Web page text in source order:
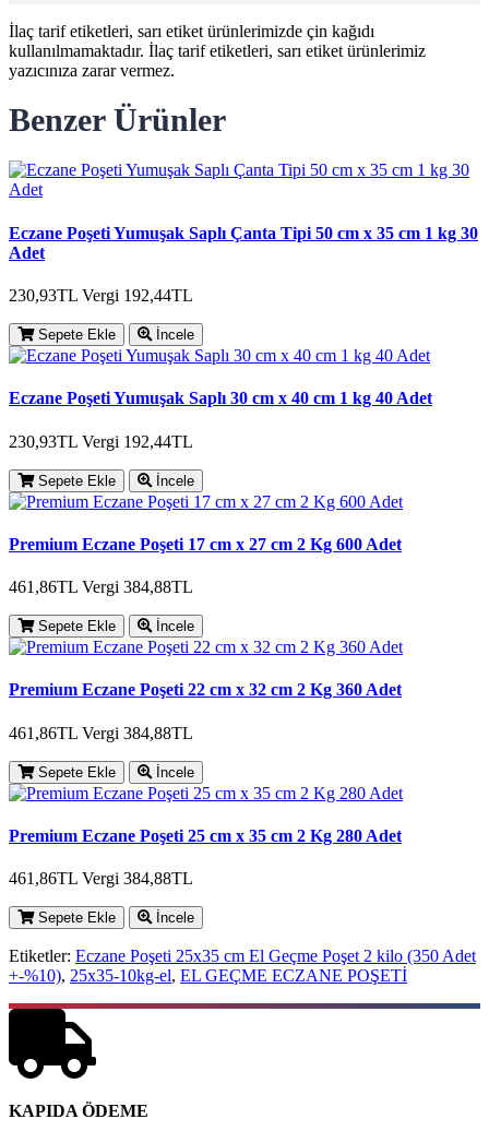
İlaç tarif etiketleri, sarı etiket ürünlerimizde çin kağıdı
kullanılmamaktadır. İlaç tarif etiketleri, sarı etiket ürünlerimiz
yazıcınıza zarar vermez.
Benzer Ürünler
Eczane Poşeti Yumuşak Saplı Çanta Tipi 50 cm x 35 cm 1 kg 30
Adet
230,93TL Vergi 192,44TL
Sepete Ekle İncele
Eczane Poşeti Yumuşak Saplı 30 cm x 40 cm 1 kg 40 Adet
230,93TL Vergi 192,44TL
Sepete Ekle İncele
Premium Eczane Poşeti 17 cm x 27 cm 2 Kg 600 Adet
461,86TL Vergi 384,88TL
Sepete Ekle İncele
Premium Eczane Poşeti 22 cm x 32 cm 2 Kg 360 Adet
461,86TL Vergi 384,88TL
Sepete Ekle İncele
Premium Eczane Poşeti 25 cm x 35 cm 2 Kg 280 Adet
461,86TL Vergi 384,88TL
Sepete Ekle İncele
Etiketler: Eczane Poşeti 25x35 cm El Geçme Poşet 2 kilo (350 Adet
+-%10), 25x35-10kg-el, EL GEÇME ECZANE POŞETİ
KAPIDA ÖDEME